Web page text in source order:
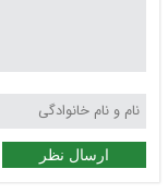
ارسال نظر